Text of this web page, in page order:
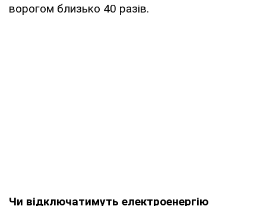
ворогом близько 40 разів.
Чи відключатимуть електроенергію